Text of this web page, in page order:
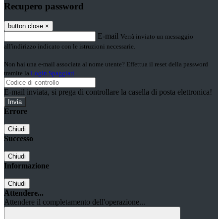
Recupero password
button close ×
E-mail Verrà inviato un messaggio
all'indirizzo indicato con le istruzioni necessarie.
Non hai una e-mail associata al nome utente? Effettua il reset della password
tramite la Login Spaggiari
E-mail inviata, si prega di controllare la casella di posta elettronica!
Errore
Chiudi
Successo
Chiudi
Informazione
Chiudi
Attendere...
Attendere il completamento dell'operazione...